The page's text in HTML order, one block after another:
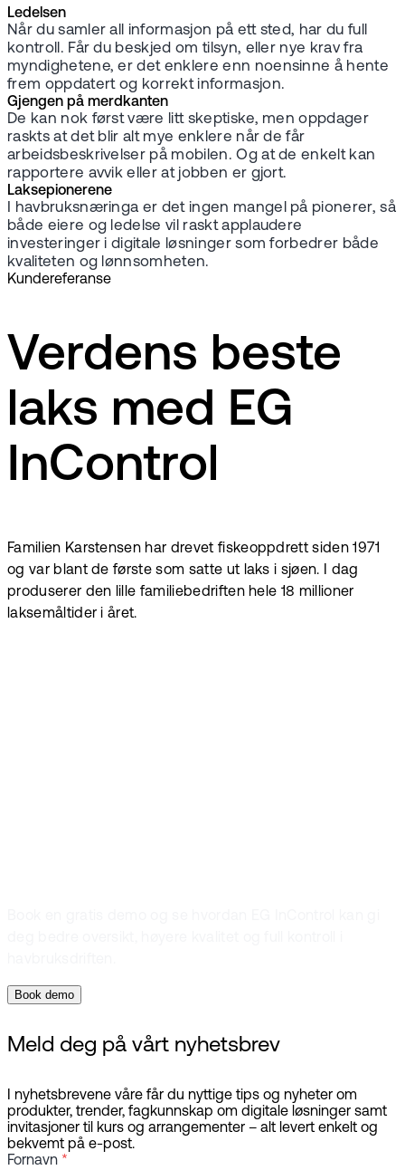
Ledelsen
Når du samler all informasjon på ett sted, har du full
kontroll. Får du beskjed om tilsyn, eller nye krav fra
myndighetene, er det enklere enn noensinne å hente
frem oppdatert og korrekt informasjon.
Gjengen på merdkanten
De kan nok først være litt skeptiske, men oppdager
raskts at det blir alt mye enklere når de får
arbeidsbeskrivelser på mobilen. Og at de enkelt kan
rapportere avvik eller at jobben er gjort.
Laksepionerene
I havbruksnæringa er det ingen mangel på pionerer, så
både eiere og ledelse vil raskt applaudere
investeringer i digitale løsninger som forbedrer både
kvaliteten og lønnsomheten.
Kundereferanse
Verdens beste
laks med EG
InControl
Familien Karstensen har drevet fiskeoppdrett siden 1971
og var blant de første som satte ut laks i sjøen. I dag
produserer den lille familiebedriften hele 18 millioner
laksemåltider i året.
Book demo
Meld deg på vårt nyhetsbrev
I nyhetsbrevene våre får du nyttige tips og nyheter om
produkter, trender, fagkunnskap om digitale løsninger samt
invitasjoner til kurs og arrangementer – alt levert enkelt og
bekvemt på e-post.
Fornavn *